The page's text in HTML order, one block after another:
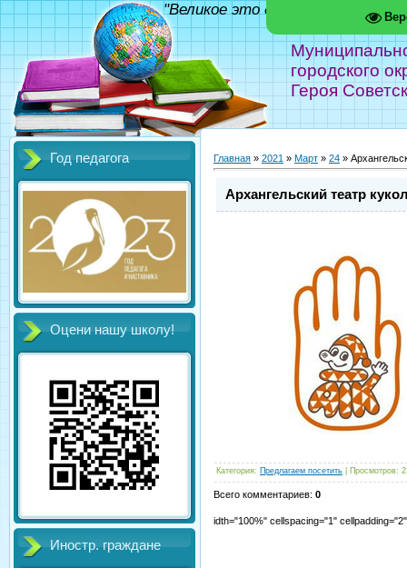
городского
Героя
"Великое это дело - школа!"
Год педагога
Оцени нашу школу!
Иностр. граждане
Главная » 2021 » Март » 24 »
Архангельский театр
Категория: Предлагаем посетить Просмотров:
Всего комментариев: 0
idth="100%" cellspacing="1"